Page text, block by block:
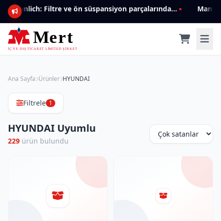
Mannlich: Filtre ve ön süspansiyon parçalarında genişleyen ürün yelpazesiyle kalite ve güven.
Ana Sayfa Ürünler HYUNDAI
Filtrele 1
HYUNDAI Uyumlu
229 ürün bulundu